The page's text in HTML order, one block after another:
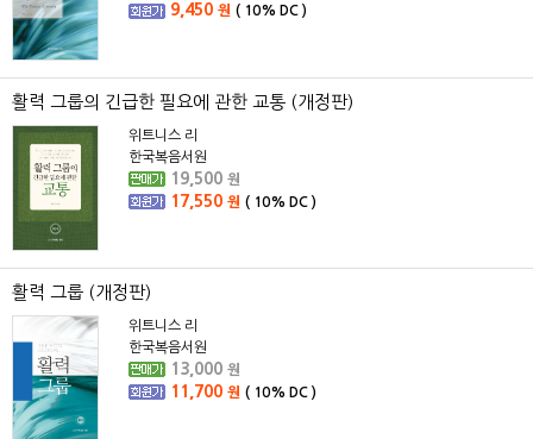
9,450 원 ( 10% DC )
활력 그룹의 긴급한 필요에 관한 교통 (개정판)
위트니스 리
한국복음서원
19,500 원
17,550 원 ( 10% DC )
활력 그룹 (개정판)
위트니스 리
한국복음서원
13,000 원
11,700 원 ( 10% DC )